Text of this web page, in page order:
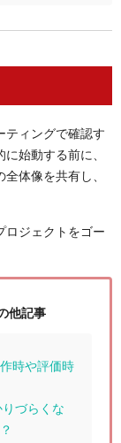
ティングで確認す
始動する前に、
体像を共有し、
ロジェクトをゴー
他記事
時や評価時
づらくな